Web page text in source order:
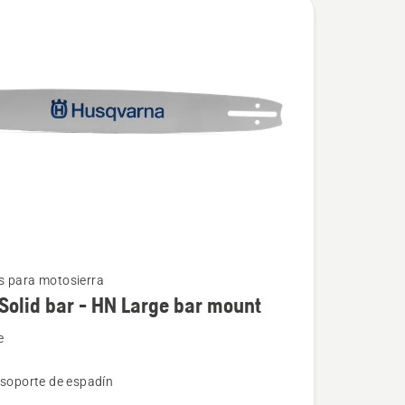
para motosierra
bar - HN Large bar mount
de espadín